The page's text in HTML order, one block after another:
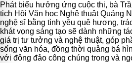
Phát biểu hưởng ứng cuộc thi, bà
tịch Hội Văn học Nghệ thuật Quảng
nghệ sĩ bằng tình yêu quê hương,
khát vọng sáng tạo sẽ dành những
giá trị tư tưởng và nghệ thuật, góp
sống văn hóa, đồng thời quảng bá
với đông đảo công chúng trong và